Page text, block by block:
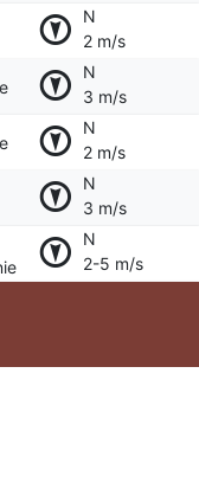
N
2 m/s
N
3 m/s
N
2 m/s
N
3 m/s
N
2-5 m/s